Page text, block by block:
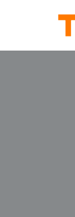
至